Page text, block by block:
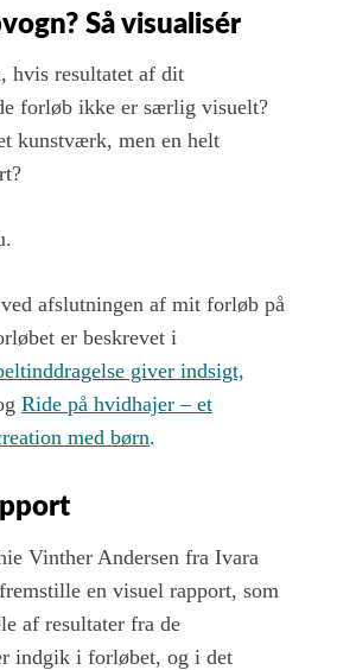
Så visualisér
hvis resultatet af dit
forløb ikke er særlig visuelt?
kunstværk, men en helt
afslutningen af mit forløb på
er beskrevet i
giver indsigt,
Ride på hvidhajer – et
med børn.
Vinther Andersen fra Ivara
en visuel rapport, som
af resultater fra de
indgik i forløbet, og i det